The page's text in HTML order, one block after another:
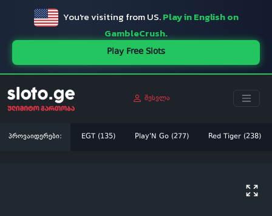
You're visiting from US.Play in English on
GambleCrush.
Play Free Slots
შესვლა
პროვაიდერები: EGT (135) Play'N Go (277) Red Tiger (238)